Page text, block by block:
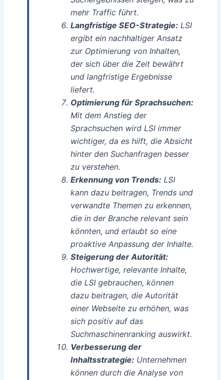
mehr Traffic führt.
Langfristige SEO-Strategie:LSI
ergibt ein nachhaltiger Ansatz
zur Optimierung von Inhalten,
der sich über die Zeit bewährt
und langfristige Ergebnisse
liefert.
Optimierung für Sprachsuchen:
Mit dem Anstieg der
Sprachsuchen wird LSI immer
wichtiger, da es hilft, die Absicht
hinter den Suchanfragen besser
zu verstehen.
Erkennung von Trends:LSI
kann dazu beitragen, Trends und
verwandte Themen zu erkennen,
die in der Branche relevant sein
könnten, und erlaubt so eine
proaktive Anpassung der Inhalte.
Steigerung der Autorität:
Hochwertige, relevante Inhalte,
die LSI gebrauchen, können
dazu beitragen, die Autorität
einer Webseite zu erhöhen, was
sich positiv auf das
Suchmaschinenranking auswirkt.
Verbesserung der
Inhaltsstrategie:Unternehmen
können durch die Analyse von